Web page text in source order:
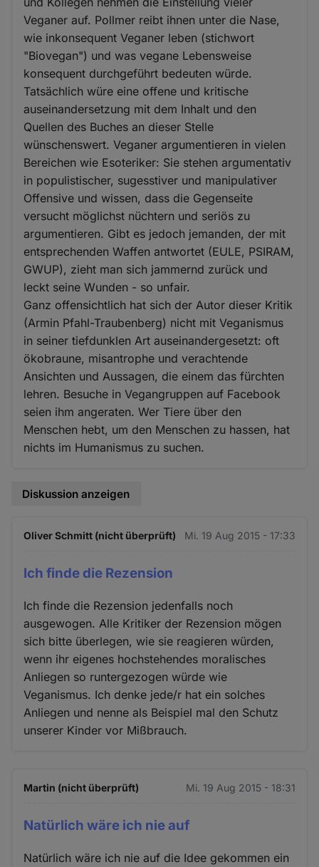
Veganer auf. Pollmer reibt ihnen unter die Nase,
wie inkonsequent Veganer leben (stichwort
"Biovegan") und was vegane Lebensweise
konsequent durchgeführt bedeuten würde.
Tatsächlich würe eine offene und kritische
auseinandersetzung mit dem Inhalt und den
Quellen des Buches an dieser Stelle
wünschenswert. Veganer argumentieren in vielen
Bereichen wie Esoteriker: Sie stehen argumentativ
in populistischer, sugesstiver und manipulativer
Offensive und wissen, dass die Gegenseite
versucht möglichst nüchtern und seriös zu
argumentieren. Gibt es jedoch jemanden, der mit
entsprechenden Waffen antwortet (EULE, PSIRAM,
GWUP), zieht man sich jammernd zurück und
leckt seine Wunden - so unfair.
Ganz offensichtlich hat sich der Autor dieser Kritik
(Armin Pfahl-Traubenberg) nicht mit Veganismus
in seiner tiefdunklen Art auseinandergesetzt: oft
ökobraune, misantrophe und verachtende
Ansichten und Aussagen, die einem das fürchten
lehren. Besuche in Vegangruppen auf Facebook
seien ihm angeraten. Wer Tiere über den
Menschen hebt, um den Menschen zu hassen, hat
nichts im Humanismus zu suchen.
Diskussion anzeigen
Oliver Schmitt (nicht überprüft) Mi. 19 Aug 2015 - 17:33
Ich finde die Rezension
Ich finde die Rezension jedenfalls noch
ausgewogen. Alle Kritiker der Rezension mögen
sich bitte überlegen, wie sie reagieren würden,
wenn ihr eigenes hochstehendes moralisches
Anliegen so runtergezogen würde wie
Veganismus. Ich denke jede/r hat ein solches
Anliegen und nenne als Beispiel mal den Schutz
unserer Kinder vor Mißbrauch.
Martin (nicht überprüft) Mi. 19 Aug 2015 - 18:31
Natürlich wäre ich nie auf
Natürlich wäre ich nie auf die Idee gekommen ein